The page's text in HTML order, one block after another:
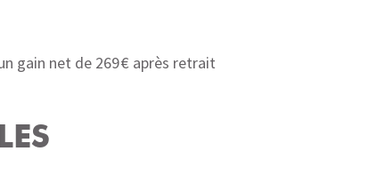
gain net de 269 € après retrait